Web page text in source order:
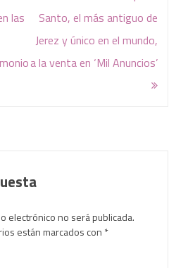
las
Santo, el más antiguo de
Jerez y único en el mundo,
a la venta en ‘Mil Anuncios’
electrónico no será publicada.
están marcados con *